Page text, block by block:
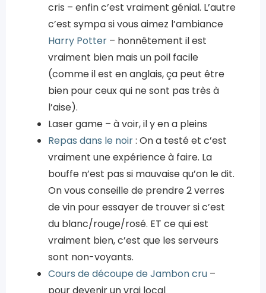
cris – enfin c’est vraiment génial. L’autre
c’est sympa si vous aimez l’ambiance
Harry Potter– honnêtement il est
vraiment bien mais un poil facile
(comme il est en anglais, ça peut être
bien pour ceux qui ne sont pas très à
l’aise).
Laser game – à voir, il y en a pleins
Repas dans le noir: On a testé et c’est
vraiment une expérience à faire. La
bouffe n’est pas si mauvaise qu’on le dit.
On vous conseille de prendre 2 verres
de vin pour essayer de trouver si c’est
du blanc/rouge/rosé. ET ce qui est
vraiment bien, c’est que les serveurs
sont non-voyants.
Cours de découpe de Jambon cru–